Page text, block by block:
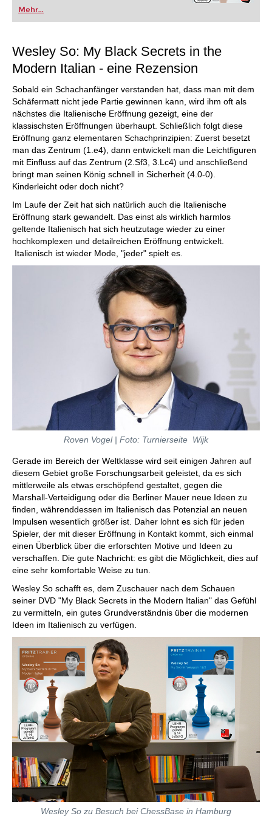
Mehr...
Wesley So: My Black Secrets in the
Modern Italian - eine Rezension
Sobald ein Schachanfänger verstanden hat, dass man mit dem
Schäfermatt nicht jede Partie gewinnen kann, wird ihm oft als
nächstes die Italienische Eröffnung gezeigt, eine der
klassischsten Eröffnungen überhaupt. Schließlich folgt diese
Eröffnung ganz elementaren Schachprinzipien: Zuerst besetzt
man das Zentrum (1.e4), dann entwickelt man die Leichtfiguren
mit Einfluss auf das Zentrum (2.Sf3, 3.Lc4) und anschließend
bringt man seinen König schnell in Sicherheit (4.0-0).
Kinderleicht oder doch nicht?
Im Laufe der Zeit hat sich natürlich auch die Italienische
Eröffnung stark gewandelt. Das einst als wirklich harmlos
geltende Italienisch hat sich heutzutage wieder zu einer
hochkomplexen und detailreichen Eröffnung entwickelt.
Italienisch ist wieder Mode, "jeder" spielt es.
Roven Vogel | Foto: Turnierseite Wijk
Gerade im Bereich der Weltklasse wird seit einigen Jahren auf
diesem Gebiet große Forschungsarbeit geleistet, da es sich
mittlerweile als etwas erschöpfend gestaltet, gegen die
Marshall-Verteidigung oder die Berliner Mauer neue Ideen zu
finden, währenddessen im Italienisch das Potenzial an neuen
Impulsen wesentlich größer ist. Daher lohnt es sich für jeden
Spieler, der mit dieser Eröffnung in Kontakt kommt, sich einmal
einen Überblick über die erforschten Motive und Ideen zu
verschaffen. Die gute Nachricht: es gibt die Möglichkeit, dies auf
eine sehr komfortable Weise zu tun.
Wesley So schafft es, dem Zuschauer nach dem Schauen
seiner DVD "My Black Secrets in the Modern Italian" das Gefühl
zu vermitteln, ein gutes Grundverständnis über die modernen
Ideen im Italienisch zu verfügen.
Wesley So zu Besuch bei ChessBase in Hamburg